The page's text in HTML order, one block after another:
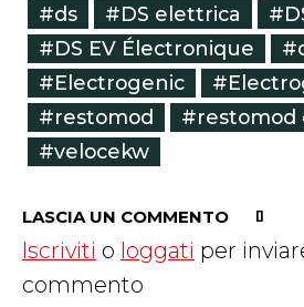
#ds
#DS elettrica
#DS EV Électronique
#Electrogenic
#restomod
#restomod
#velocekw
LASCIA UN COMMENTO
Iscriviti o loggati per
commento